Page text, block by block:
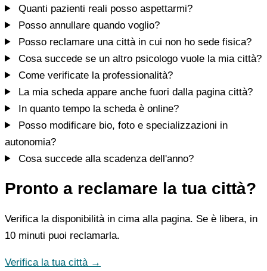
Quanti pazienti reali posso aspettarmi?
Posso annullare quando voglio?
Posso reclamare una città in cui non ho sede fisica?
Cosa succede se un altro psicologo vuole la mia città?
Come verificate la professionalità?
La mia scheda appare anche fuori dalla pagina città?
In quanto tempo la scheda è online?
Posso modificare bio, foto e specializzazioni in
autonomia?
Cosa succede alla scadenza dell'anno?
Pronto a reclamare la tua città?
Verifica la disponibilità in cima alla pagina. Se è libera, in
10 minuti puoi reclamarla.
Verifica la tua città →